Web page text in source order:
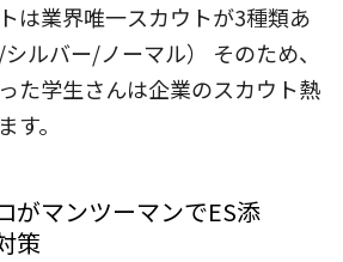
は業界唯一スカウトが3種類あ
ルバー/ノーマル） そのため、
た学生さんは企業のスカウト熱
す。
がマンツーマンでES添
策